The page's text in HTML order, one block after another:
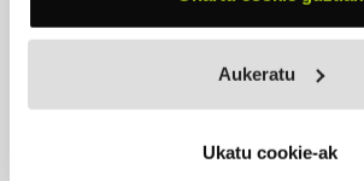
Aukeratu
Ukatu cookie-ak
(Sofokaos)